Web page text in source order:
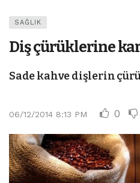
SAĞLIK
Diş çürüklerine
Sade kahve dişlerin
06/12/2014 8:13 PM 0